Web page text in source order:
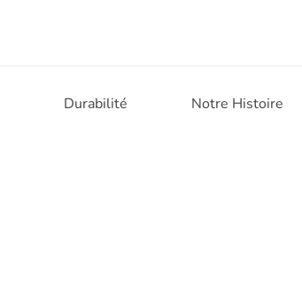
Durabilité Notre Histoire